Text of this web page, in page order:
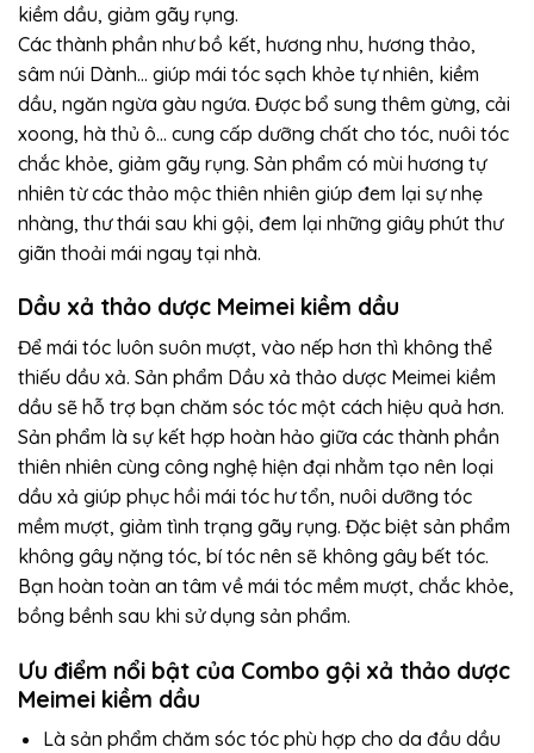
kiềm dầu, giảm gãy rụng.
Các thành phần như bồ kết, hương nhu, hương thảo,
sâm núi Dành… giúp mái tóc sạch khỏe tự nhiên, kiềm
dầu, ngăn ngừa gàu ngứa. Được bổ sung thêm gừng, cải
xoong, hà thủ ô… cung cấp dưỡng chất cho tóc, nuôi tóc
chắc khỏe, giảm gãy rụng. Sản phẩm có mùi hương tự
nhiên từ các thảo mộc thiên nhiên giúp đem lại sự nhẹ
nhàng, thư thái sau khi gội, đem lại những giây phút thư
giãn thoải mái ngay tại nhà.
Dầu xả thảo dược Meimei kiềm dầu
Để mái tóc luôn suôn mượt, vào nếp hơn thì không thể
thiếu dầu xả. Sản phẩm Dầu xả thảo dược Meimei kiềm
dầu sẽ hỗ trợ bạn chăm sóc tóc một cách hiệu quả hơn.
Sản phẩm là sự kết hợp hoàn hảo giữa các thành phần
thiên nhiên cùng công nghệ hiện đại nhằm tạo nên loại
dầu xả giúp phục hồi mái tóc hư tổn, nuôi dưỡng tóc
mềm mượt, giảm tình trạng gãy rụng. Đặc biệt sản phẩm
không gây nặng tóc, bí tóc nên sẽ không gây bết tóc.
Bạn hoàn toàn an tâm về mái tóc mềm mượt, chắc khỏe,
bồng bềnh sau khi sử dụng sản phẩm.
Ưu điểm nổi bật của Combo gội xả thảo dược
Meimei kiềm dầu
Là sản phẩm chăm sóc tóc phù hợp cho da đầu dầu